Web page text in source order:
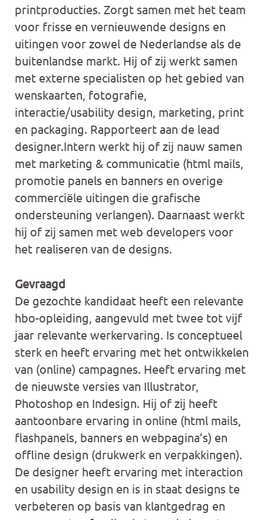
printproducties. Zorgt samen met het team
voor frisse en vernieuwende designs en
uitingen voor zowel de Nederlandse als de
buitenlandse markt. Hij of zij werkt samen
met externe specialisten op het gebied van
wenskaarten, fotografie,
interactie/usability design, marketing, print
en packaging. Rapporteert aan de lead
designer.Intern werkt hij of zij nauw samen
met marketing & communicatie (html mails,
promotie panels en banners en overige
commerciële uitingen die grafische
ondersteuning verlangen). Daarnaast werkt
hij of zij samen met web developers voor
het realiseren van de designs.
Gevraagd
De gezochte kandidaat heeft een relevante
hbo-opleiding, aangevuld met twee tot vijf
jaar relevante werkervaring. Is conceptueel
sterk en heeft ervaring met het ontwikkelen
van (online) campagnes. Heeft ervaring met
de nieuwste versies van Illustrator,
Photoshop en Indesign. Hij of zij heeft
aantoonbare ervaring in online (html mails,
flashpanels, banners en webpagina’s) en
offline design (drukwerk en verpakkingen).
De designer heeft ervaring met interaction
en usability design en is in staat designs te
verbeteren op basis van klantgedrag en